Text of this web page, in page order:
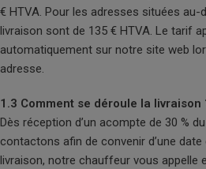
€ HTVA. Pour les adresses situées au-
livraison sont de 135 € HTVA. Le tarif
automatiquement sur notre site web
adresse.
1.3 Comment se déroule la livraison
Dès réception d’un acompte de 30 %
contactons afin de convenir d’une
livraison, notre chauffeur vous appelle